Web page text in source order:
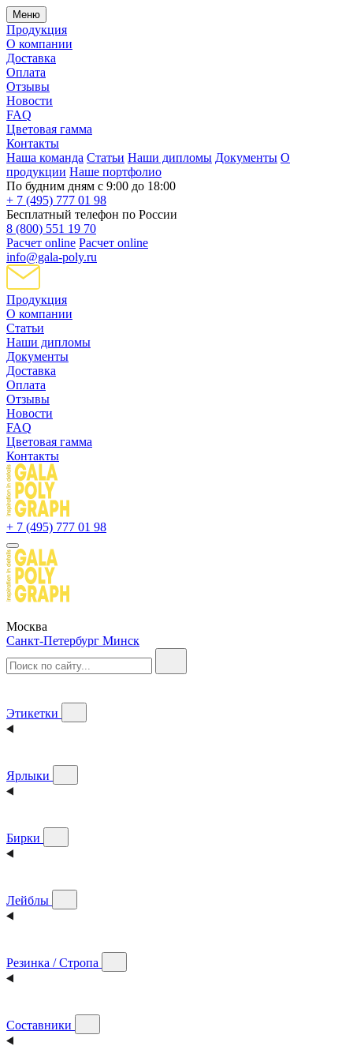
Меню
Продукция
О компании
Доставка
Оплата
Отзывы
Новости
FAQ
Цветовая гамма
Контакты
Наша команда Статьи Наши дипломы Документы О
продукции Наше портфолио
По будним дням с 9:00 до 18:00
+ 7 (495) 777 01 98
Бесплатный телефон по России
8 (800) 551 19 70
Расчет online Расчет online
info@gala-poly.ru
Продукция
О компании
Статьи
Наши дипломы
Документы
Доставка
Оплата
Отзывы
Новости
FAQ
Цветовая гамма
Контакты
+ 7 (495) 777 01 98
Москва
Санкт-Петербург Минск
Этикетки
Ярлыки
Бирки
Лейблы
Резинка / Стропа
Составники